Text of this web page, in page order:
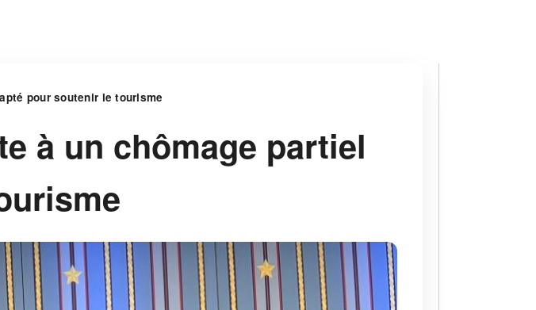
pour soutenir le tourisme
à un chômage partiel